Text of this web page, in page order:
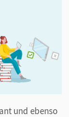
und ebenso